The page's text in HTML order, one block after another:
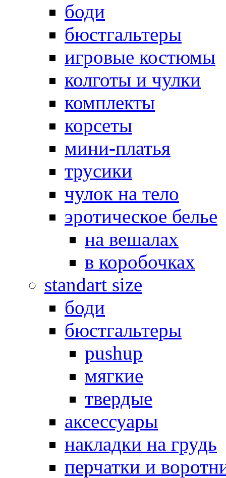
боди
бюстгальтеры
игровые костюмы
колготы и чулки
комплекты
корсеты
мини-платья
трусики
чулок на тело
эротическое белье
на вешалах
в коробочках
standart size
боди
бюстгальтеры
pushup
мягкие
твердые
аксессуары
накладки на грудь
перчатки и